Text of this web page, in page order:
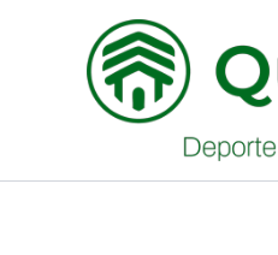
contenido